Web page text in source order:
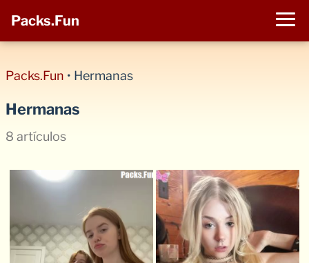
Packs.Fun
Packs.Fun • Hermanas
Hermanas
8 artículos